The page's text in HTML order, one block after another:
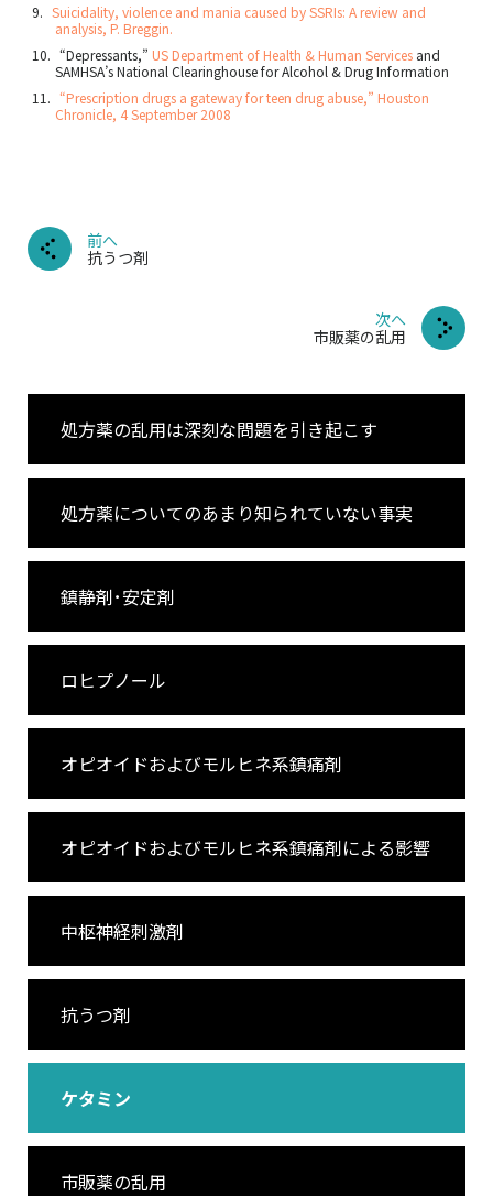
Suicidality, violence and mania caused by SSRIs: A review and
analysis, P. Breggin.
“Depressants,” US Department of Health & Human Services and
SAMHSA’s National Clearinghouse for Alcohol & Drug Information
“Prescription drugs a gateway for teen drug abuse,” Houston
Chronicle, 4 September 2008
前へ
抗うつ剤
次へ
市販薬の乱用
処方薬の乱用は深刻な問題を引き起こす
処方薬についてのあまり知られていない事実
鎮静剤･安定剤
ロヒプノール
オピオイドおよびモルヒネ系鎮痛剤
オピオイドおよびモルヒネ系鎮痛剤による影響
中枢神経刺激剤
抗うつ剤
ケタミン
市販薬の乱用
更新登録して、支援方法を確認してください
「真実を知ってください：薬物」ニュースを購読して
最新のニュースや情報をお届けします。
いえ、いいです